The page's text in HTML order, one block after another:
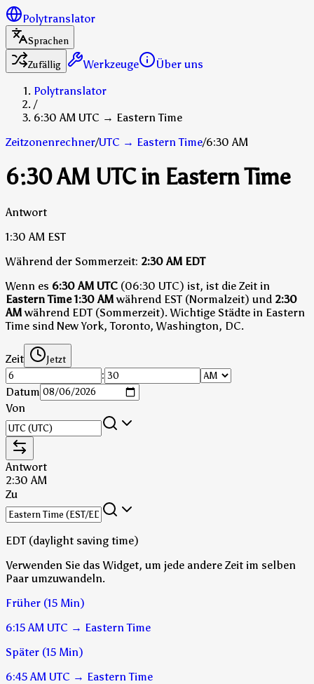
Polytranslator
Sprachen
Zufällig
Werkzeuge
Über uns
Polytranslator
/
6:30 AM UTC → Eastern Time
Zeitzonenrechner/UTC → Eastern Time/6:30 AM
6:30 AM UTC in Eastern Time
Antwort
1:30 AM EST
Während der Sommerzeit: 2:30 AM EDT
Wenn es 6:30 AM UTC (06:30 UTC) ist, ist die Zeit in
Eastern Time 1:30 AMwährend EST (Normalzeit) und 2:30
AMwährend EDT (Sommerzeit).Wichtige Städte in Eastern
Time sind New York, Toronto, Washington, DC.
Zeit Jetzt
:
Datum
Von
Antwort
2:30 AM
Zu
EDT (daylight saving time)
Verwenden Sie das Widget, um jede andere Zeit im selben
Paar umzuwandeln.
Früher (15 Min)
6:15 AM UTC → Eastern Time
Später (15 Min)
6:45 AM UTC → Eastern Time